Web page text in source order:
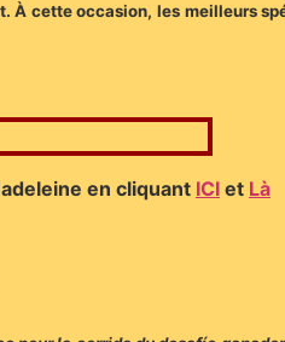
À cette occasion, les meilleurs
en cliquant ICI et Là